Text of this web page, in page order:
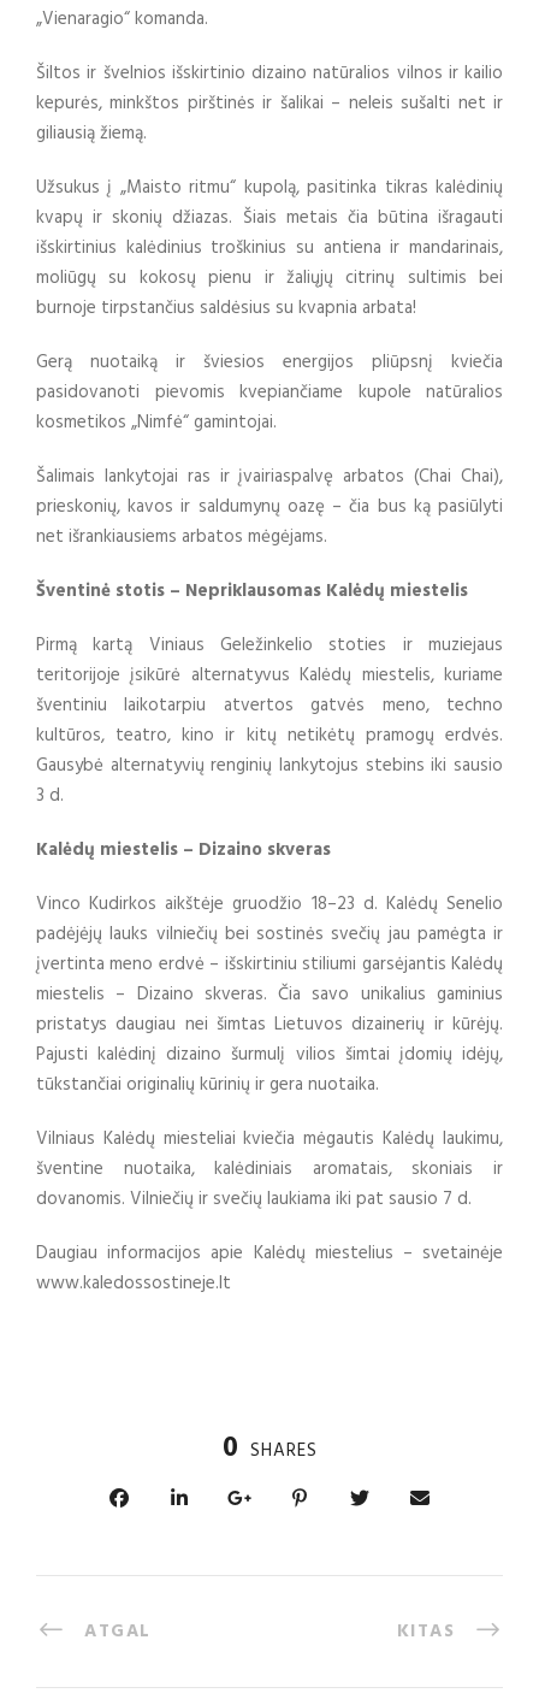
„Vienaragio“ komanda.
Šiltos ir švelnios išskirtinio dizaino natūralios vilnos ir kailio
kepurės, minkštos pirštinės ir šalikai – neleis sušalti net ir
giliausią žiemą.
Užsukus į „Maisto ritmu“ kupolą, pasitinka tikras kalėdinių
kvapų ir skonių džiazas. Šiais metais čia būtina išragauti
išskirtinius kalėdinius troškinius su antiena ir mandarinais,
moliūgų su kokosų pienu ir žaliųjų citrinų sultimis bei
burnoje tirpstančius saldėsius su kvapnia arbata!
Gerą nuotaiką ir šviesios energijos pliūpsnį kviečia
pasidovanoti pievomis kvepiančiame kupole natūralios
kosmetikos „Nimfė“ gamintojai.
Šalimais lankytojai ras ir įvairiaspalvę arbatos (Chai Chai),
prieskonių, kavos ir saldumynų oazę – čia bus ką pasiūlyti
net išrankiausiems arbatos mėgėjams.
Šventinė stotis – Nepriklausomas Kalėdų miestelis
Pirmą kartą Viniaus Geležinkelio stoties ir muziejaus
teritorijoje įsikūrė alternatyvus Kalėdų miestelis, kuriame
šventiniu laikotarpiu atvertos gatvės meno, techno
kultūros, teatro, kino ir kitų netikėtų pramogų erdvės.
Gausybė alternatyvių renginių lankytojus stebins iki sausio
3 d.
Kalėdų miestelis – Dizaino skveras
Vinco Kudirkos aikštėje gruodžio 18–23 d. Kalėdų Senelio
padėjėjų lauks vilniečių bei sostinės svečių jau pamėgta ir
įvertinta meno erdvė – išskirtiniu stiliumi garsėjantis Kalėdų
miestelis – Dizaino skveras. Čia savo unikalius gaminius
pristatys daugiau nei šimtas Lietuvos dizainerių ir kūrėjų.
Pajusti kalėdinį dizaino šurmulį vilios šimtai įdomių idėjų,
tūkstančiai originalių kūrinių ir gera nuotaika.
Vilniaus Kalėdų miesteliai kviečia mėgautis Kalėdų laukimu,
šventine nuotaika, kalėdiniais aromatais, skoniais ir
dovanomis. Vilniečių ir svečių laukiama iki pat sausio 7 d.
Daugiau informacijos apie Kalėdų miestelius – svetainėje
www.kaledossostineje.lt
0 SHARES
ATGAL KITAS